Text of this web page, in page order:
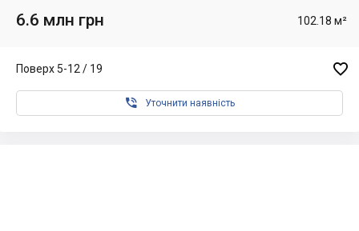
6.6 млн грн 102.18 м²
Поверх 5-12 / 19 
 Уточнити наявність